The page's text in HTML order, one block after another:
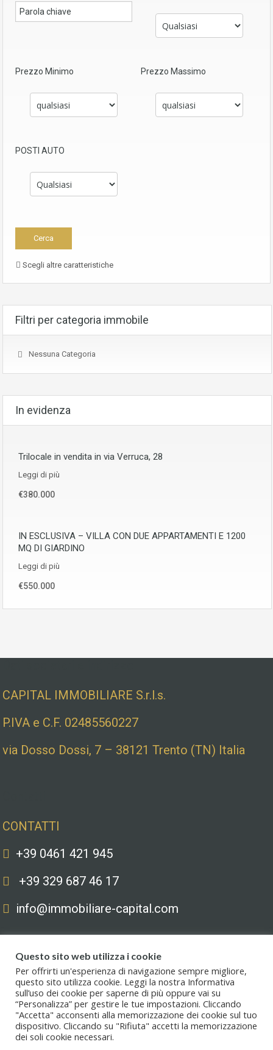
Prezzo Minimo Prezzo Massimo
POSTI AUTO
Scegli altre caratteristiche
Filtri per categoria immobile
Nessuna Categoria
In evidenza
Trilocale in vendita in via Verruca, 28
Leggi di più
€380.000
IN ESCLUSIVA – VILLA CON DUE APPARTAMENTI E 1200
MQ DI GIARDINO
Leggi di più
€550.000
CAPITAL IMMOBILIARE S.r.l.s.
P.IVA e C.F. 02485560227
via Dosso Dossi, 7 – 38121 Trento (TN) Italia
CONTATTI
+39 0461 421 945
+39 329 687 46 17
info@immobiliare-capital.com
Copyright © 2020. All Rights Reserved. Capital immobiliare S.r.l.s. | Le
immagini hanno valore puramente illustrativo. I prezzi e le informazioni
possono essere soggetti a modifiche.
Questo sito web utilizza i cookie
Per offrirti un'esperienza di navigazione sempre migliore,
questo sito utilizza cookie. Leggi la nostra Informativa
sull’uso dei cookie per saperne di più oppure vai su
“Personalizza” per gestire le tue impostazioni. Cliccando
"Accetta" acconsenti alla memorizzazione dei cookie sul tuo
dispositivo. Cliccando su "Rifiuta" accetti la memorizzazione
dei soli cookie necessari.